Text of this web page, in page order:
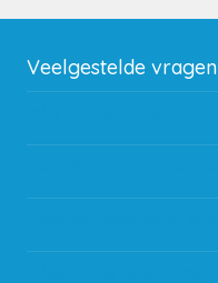
Veelgestelde vragen